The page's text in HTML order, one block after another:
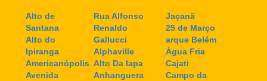
Alto de
Santana
Alto do
Ipiranga
Americanópolis
Avenida
Rua Alfonso
Renaldo
Gallucci
Alphaville
Alto Da lapa
Anhanguera
Jaçanã
25 de Março
arque Belém
Água Fria
Cajati
Campo da